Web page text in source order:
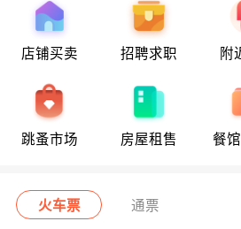
店铺买卖 招聘求职 附
跳蚤市场 房屋租售 餐
火车票 通票